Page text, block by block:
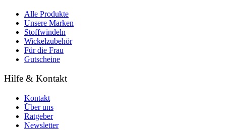
Alle Produkte
Unsere Marken
Stoffwindeln
Wickelzubehör
Für die Frau
Gutscheine
Hilfe & Kontakt
Kontakt
Über uns
Ratgeber
Newsletter